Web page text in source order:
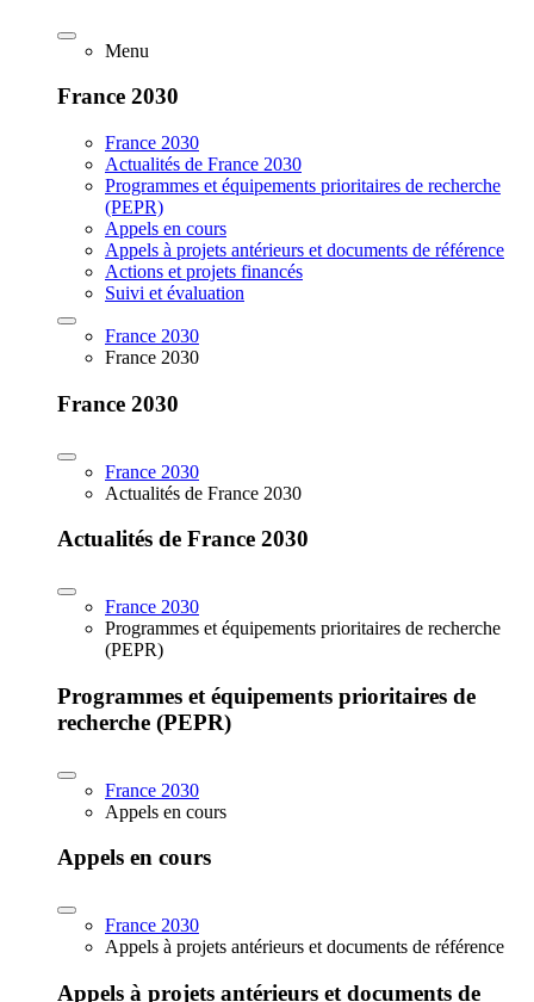
Menu
France 2030
France 2030
Actualités de France 2030
Programmes et équipements prioritaires de recherche
(PEPR)
Appels en cours
Appels à projets antérieurs et documents de référence
Actions et projets financés
Suivi et évaluation
France 2030
France 2030
France 2030
France 2030
Actualités de France 2030
Actualités de France 2030
France 2030
Programmes et équipements prioritaires de recherche
(PEPR)
Programmes et équipements prioritaires de
recherche (PEPR)
France 2030
Appels en cours
Appels en cours
France 2030
Appels à projets antérieurs et documents de référence
Appels à projets antérieurs et documents de